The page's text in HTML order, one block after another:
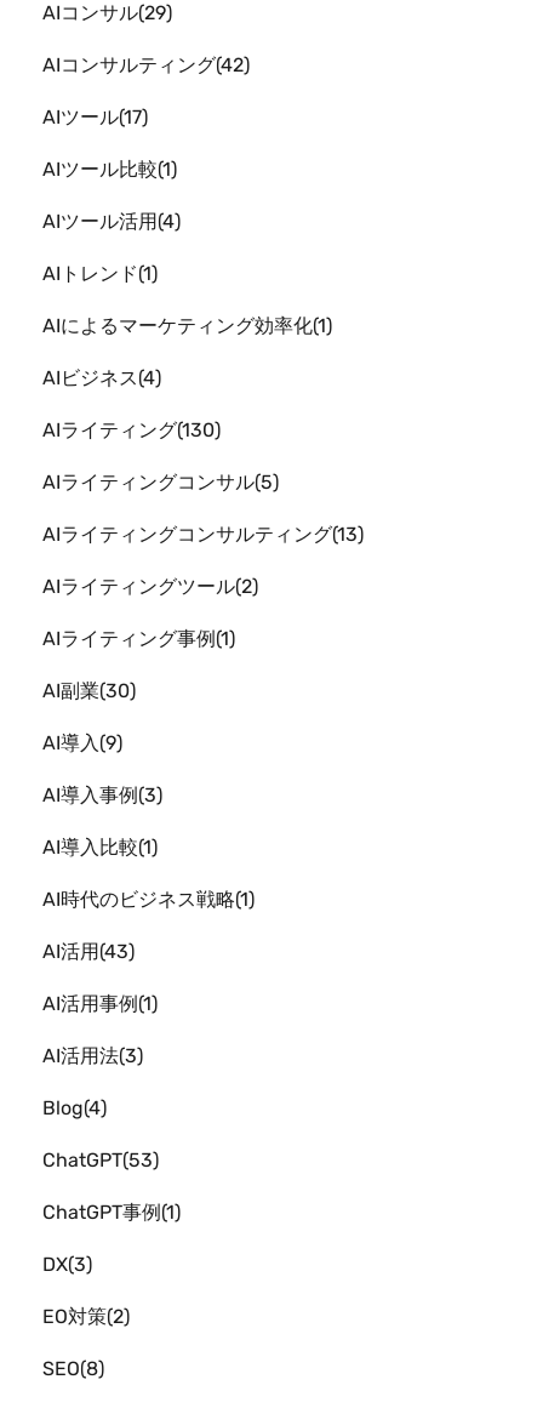
AIコンサル 29
AIコンサルティング 42
AIツール 17
AIツール比較 1
AIツール活用 4
AIトレンド 1
AIによるマーケティング効率化 1
AIビジネス 4
AIライティング 130
AIライティングコンサル 5
AIライティングコンサルティング 13
AIライティングツール 2
AIライティング事例 1
AI副業 30
AI導入 9
AI導入事例 3
AI導入比較 1
AI時代のビジネス戦略 1
AI活用 43
AI活用事例 1
AI活用法 3
Blog 4
ChatGPT 53
ChatGPT事例 1
DX 3
EO対策 2
SEO 8